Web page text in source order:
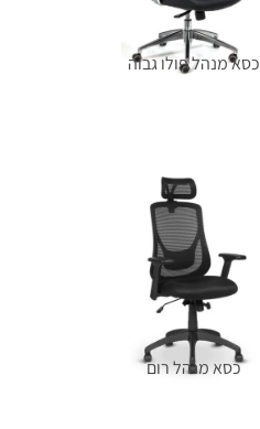
כסא מנהל פולו גבוה
כסא מנהל רום